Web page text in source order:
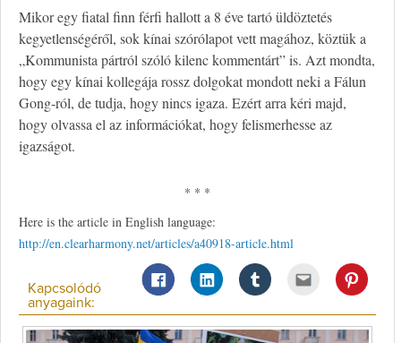
Mikor egy fiatal finn férfi hallott a 8 éve tartó üldöztetés
kegyetlenségéről, sok kínai szórólapot vett magához, köztük a
„Kommunista pártról szóló kilenc kommentárt” is. Azt mondta,
hogy egy kínai kollegája rossz dolgokat mondott neki a Fálun
Gong-ról, de tudja, hogy nincs igaza. Ezért arra kéri majd,
hogy olvassa el az információkat, hogy felismerhesse az
igazságot.
* * *
Here is the article in English language:
http://en.clearharmony.net/articles/a40918-article.html
Kapcsolódó
anyagaink: